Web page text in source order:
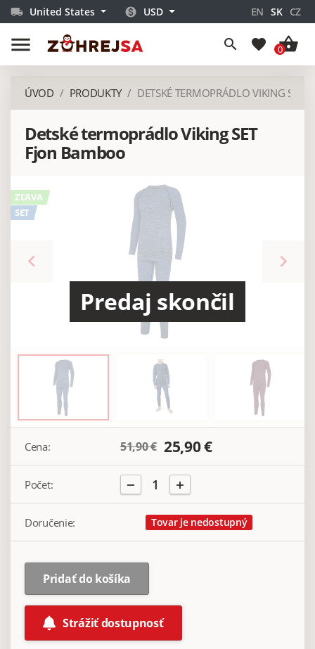
local_shipping United States monetization_on USD EN SK CZ
menu search favorite shopping_basket
0
ÚVOD PRODUKTY DETSKÉ TERMOPRÁDLO VIKING SET
Detské termoprádlo Viking SET
Fjon Bamboo
Predaj skončil
ZĽAVA
SET
keyboard_arrow_left keyboard_arrow_right
Cena: 51,90 € 25,90 €
Počet: − 1 +
Doručenie: Tovar je nedostupný
Strážiť dostupnosť
Pridať do košíka